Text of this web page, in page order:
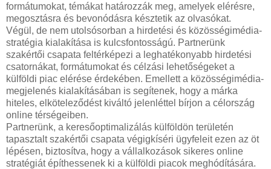
formátumokat, témákat határozzák meg, amelyek elérésre,
megosztásra és bevonódásra késztetik az olvasókat.
Végül, de nem utolsósorban a hirdetési és közösségimédia-
stratégia kialakítása is kulcsfontosságú. Partnerünk
szakértői csapata feltérképezi a leghatékonyabb hirdetési
csatornákat, formátumokat és célzási lehetőségeket a
külföldi piac elérése érdekében. Emellett a közösségimédia-
megjelenés kialakításában is segítenek, hogy a márka
hiteles, elköteleződést kiváltó jelenléttel bírjon a célország
online térségeiben.
Partnerünk, a keresőoptimalizálás külföldön területén
tapasztalt szakértői csapata végigkíséri ügyfeleit ezen az öt
lépésen, biztosítva, hogy a vállalkozások sikeres online
stratégiát építhessenek ki a külföldi piacok meghódítására.